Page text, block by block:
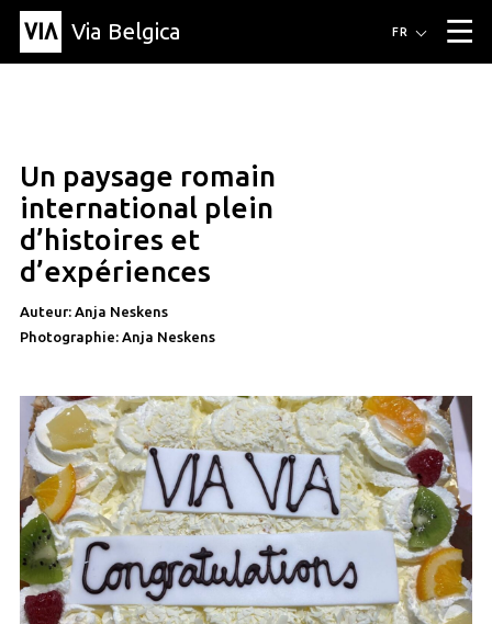
Via Belgica ▼
Article
Éducation
Recette
Amis
À propos de Via Belgica
À propos de via belgica
Organisation
Communes
FR
Un paysage romain
international plein
d’histoires et
d’expériences
Auteur: Anja Neskens
Photographie: Anja Neskens